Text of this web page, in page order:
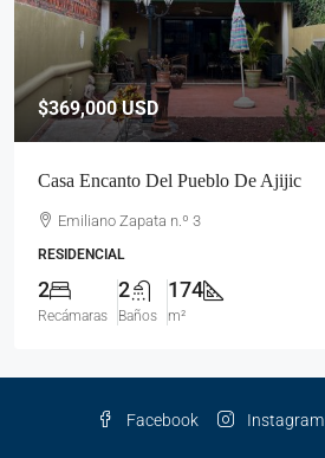
$369,000USD
Casa Encanto Del Pueblo De Ajijic
Emiliano Zapata n.º 3
RESIDENCIAL
2
Recámaras
2
Baños
174
m²
Facebook Instagram